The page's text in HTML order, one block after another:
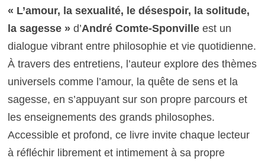
« L’amour, la sexualité, le désespoir, la solitude,
la sagesse »d’André Comte-Sponvilleest un
dialogue vibrant entre philosophie et vie quotidienne.
À travers des entretiens, l’auteur explore des thèmes
universels comme l’amour, la quête de sens et la
sagesse, en s’appuyant sur son propre parcours et
les enseignements des grands philosophes.
Accessible et profond, ce livre invite chaque lecteur
à réfléchir librement et intimement à sa propre